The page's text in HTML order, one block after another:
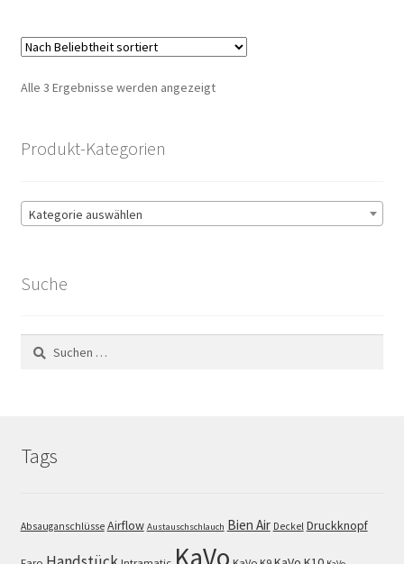
Alle 3 Ergebnisse werden angezeigtNach
Produkt-Kategorien
Kategorie auswählen
Suche
Suchen
nach:
Tags
Absauganschlüsse Airflow Austauschschlauch Bien Air Deckel Druckknopf